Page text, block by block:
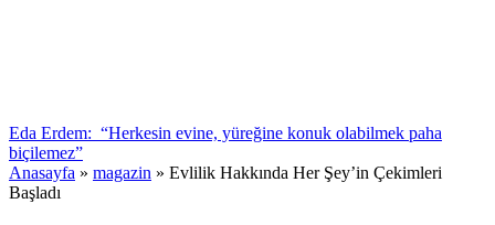
Eda Erdem: “Herkesin evine, yüreğine konuk olabilmek paha
biçilemez”
Anasayfa » magazin » Evlilik Hakkında Her Şey’in Çekimleri
Başladı